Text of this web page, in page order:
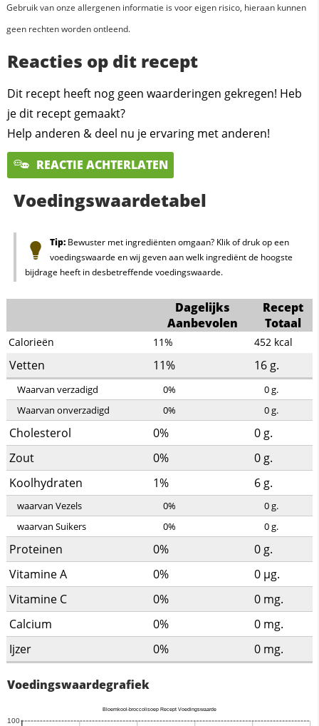
Gebruik van onze allergenen informatie is voor eigen risico, hieraan kunnen
geen rechten worden ontleend.
Reacties op dit recept
Dit recept heeft nog geen waarderingen gekregen! Heb
je dit recept gemaakt?
Help anderen & deel nu je ervaring met anderen!
REACTIE ACHTERLATEN
Voedingswaardetabel
Tip:Bewuster met ingrediënten omgaan? Klik of druk op een
voedingswaarde en wij geven aan welk ingrediënt de hoogste
bijdrage heeft in desbetreffende voedingswaarde.
Dagelijks
Aanbevolen
Recept
Totaal
Calorieën 11% 452 kcal
Vetten 11% 16g.
Waarvan verzadigd 0% 0g.
Waarvan onverzadigd
0% 0g.
Cholesterol 0% 0g.
Zout
0% 0g.
Koolhydraten
1% 6g.
waarvan Vezels 0% 0g.
waarvan Suikers
0% 0g.
Proteinen 0% 0g.
Vitamine A
0% 0 µg.
Vitamine C
0% 0 mg.
Calcium
0% 0 mg.
Ijzer
0% 0 mg.
Voedingswaardegrafiek